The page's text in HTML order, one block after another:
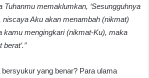
Tuhanmu memaklumkan, ‘Sesungguhnya
Aku akan menambah (nikmat)
kamu mengingkari (nikmat-Ku), maka
yang benar? Para ulama